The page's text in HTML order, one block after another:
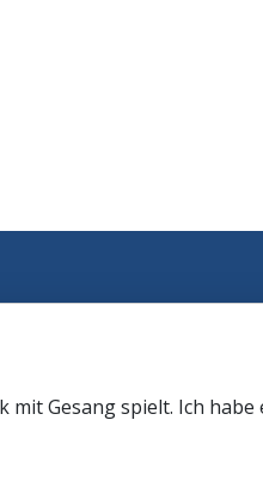
Gesang spielt. Ich habe